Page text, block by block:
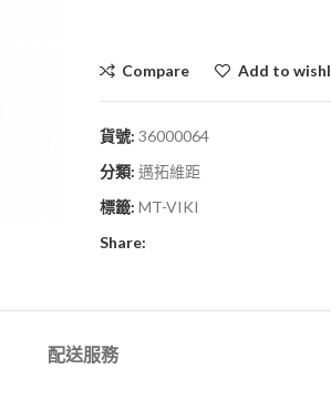
Compare Add to
貨號: 36000064
分類: 邁拓維距
標籤: MT-VIKI
Share:
配送服務